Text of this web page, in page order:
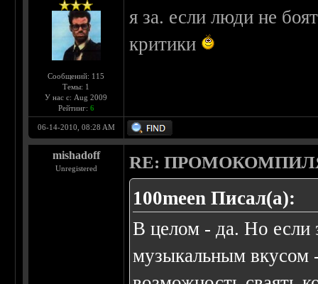
Сообщений: 115
Темы: 1
У нас с: Aug 2009
Рейтинг: 6
я за. если люди не
критики
06-14-2010, 08:28 AM
mishadoff
Unregistered RE:
100meen Писал(а):
В целом - да. Но если
музыкальным вкусом